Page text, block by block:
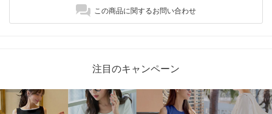
この商品に関するお問い合わせ
注目のキャンペーン